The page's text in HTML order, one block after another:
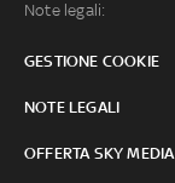
Note legali:
GESTIONE COOKIE
NOTE LEGALI
OFFERTA SKY MEDIA